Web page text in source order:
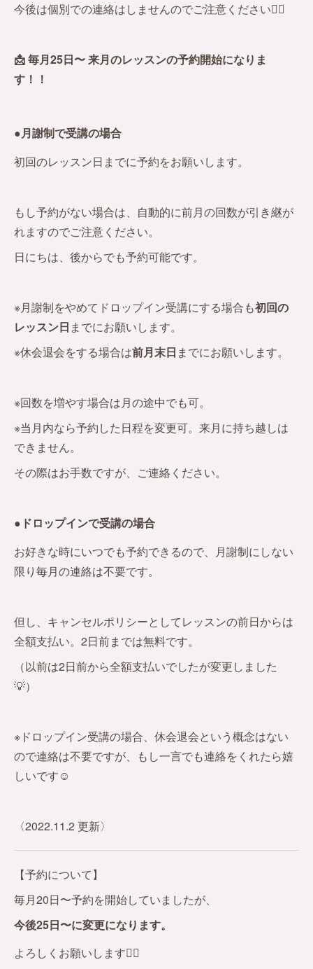
今後は個別での連絡はしませんのでご注意ください🙇‍♀️
📩 毎月25日〜 来月のレッスンの予約開始になりま
す！！
●月謝制で受講の場合
初回のレッスン日までに予約をお願いします。
もし予約がない場合は、自動的に前月の回数が引き継が
れますのでご注意ください。
日にちは、後からでも予約可能です。
※月謝制をやめてドロップイン受講にする場合も初回の
レッスン日 までにお願いします。
※休会退会をする場合は前月末日 までにお願いします。
※回数を増やす場合は月の途中でも可。
※当月内なら予約した日程を変更可。来月に持ち越しは
できません。
その際はお手数ですが、ご連絡ください。
●ドロップインで受講の場合
お好きな時にいつでも予約できるので、月謝制にしない
限り毎月の連絡は不要です。
但し、キャンセルポリシーとしてレッスンの前日からは
全額支払い。2日前までは無料です。
（以前は2日前から全額支払いでしたが変更しました
💡）
※ドロップイン受講の場合、休会退会という概念はない
ので連絡は不要ですが、もし一言でも連絡をくれたら嬉
しいです☺️
〈2022.11.2 更新〉
【予約について】
毎月20日〜予約を開始していましたが、
今後25日〜に変更になります。
よろしくお願いします🙇‍♀️